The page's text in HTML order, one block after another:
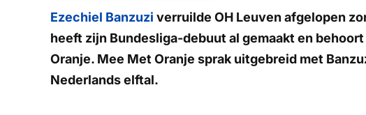
Ezechiel Banzuzi verruilde OH Leuven afgelopen
heeft zijn Bundesliga-debuut al gemaakt en
Oranje. Mee Met Oranje sprak uitgebreid met
Nederlands elftal.